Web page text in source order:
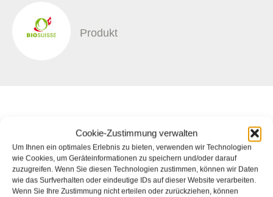
Cookie-Zustimmung verwalten
Um Ihnen ein optimales Erlebnis zu bieten, verwenden wir Technologien
wie Cookies, um Geräteinformationen zu speichern und/oder darauf
zuzugreifen. Wenn Sie diesen Technologien zustimmen, können wir Daten
wie das Surfverhalten oder eindeutige IDs auf dieser Website verarbeiten.
Wenn Sie Ihre Zustimmung nicht erteilen oder zurückziehen, können
Produkt